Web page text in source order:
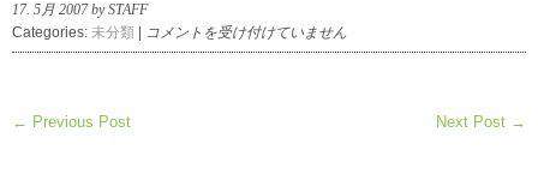
17. 5月 2007 by STAFF
Categories: 未分類
企
画
コメントを受け付けていません
← Previous Post Next Post →